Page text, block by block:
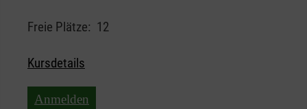
Freie Plätze: 12
Kursdetails
Anmelden